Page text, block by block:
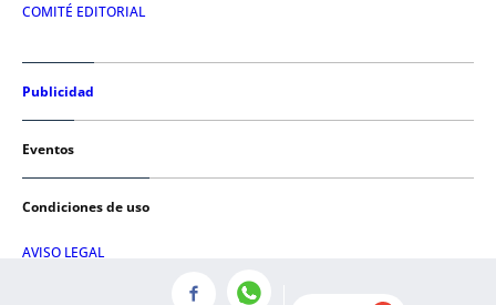
COMITÉ EDITORIAL
Publicidad
Eventos
Condiciones de uso
AVISO LEGAL